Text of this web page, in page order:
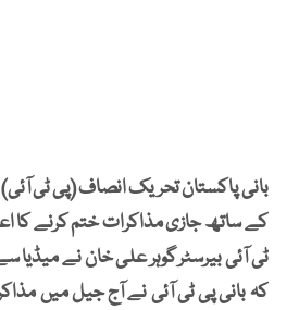
بانی پاکستان تحریک انصاف (پی ٹی
کے ساتھ جازی مذاکرات ختم کرنے کا
ٹی آئی بیرسٹر گوہر علی خان نے میڈیا
کہ بانی پی ٹی آئی نے آج جیل میں